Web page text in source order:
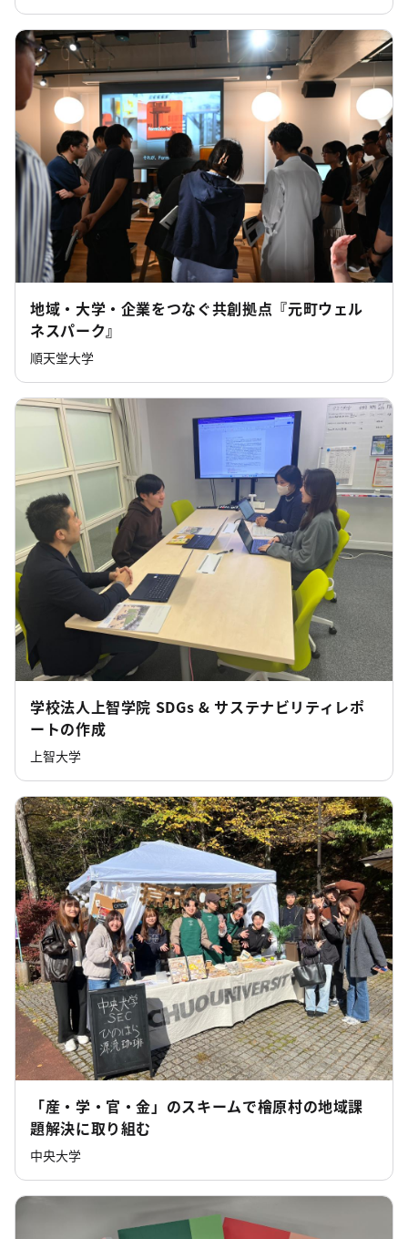
地域・大学・企業をつなぐ共創拠点『元町ウェル
ネスパーク』
順天堂大学
学校法人上智学院 SDGs & サステナビリティレポ
ートの作成
上智大学
「産・学・官・金」のスキームで檜原村の地域課
題解決に取り組む
中央大学